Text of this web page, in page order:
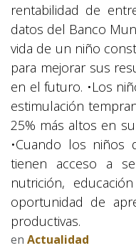
rentabilidad de
datos del Banco
vida de un niño
para mejorar sus
en el futuro. •Los
estimulación
25% más altos en
•Cuando los niños
tienen acceso a
nutrición,
oportunidad de
productivas.
en Actualidad